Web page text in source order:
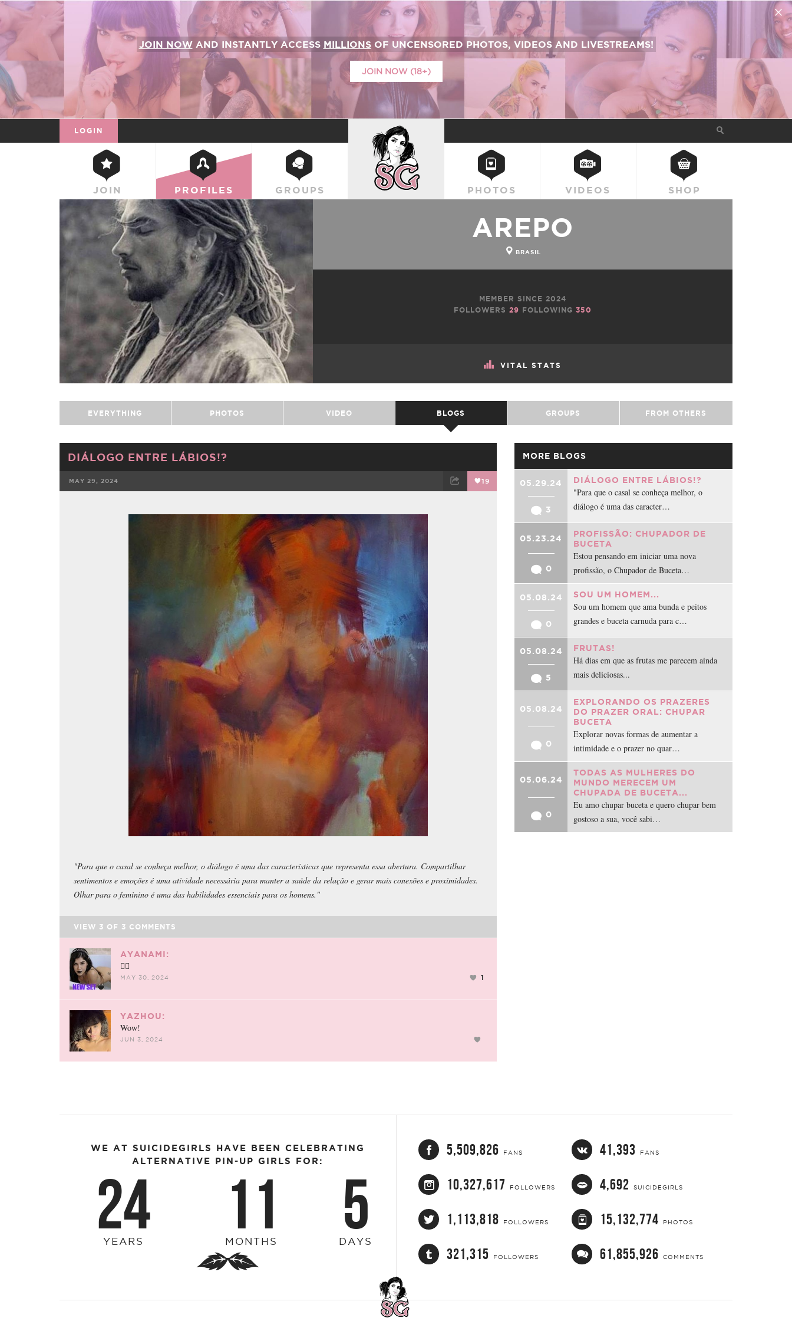
JOIN NOWAND INSTANTLY ACCESS MILLIONSOF UNCENSORED PHOTOS, VIDEOS AND LIVESTREAMS!
JOIN NOW (18+)
LOGIN
JOIN PROFILES GROUPS
SUICIDEGIRLS
PHOTOS VIDEOS SHOP
VITAL STATS
AREPO
BRASIL
MEMBER SINCE 2024
FOLLOWERS29 FOLLOWING350
EVERYTHING PHOTOS VIDEO BLOGS GROUPS FROM OTHERS
DIÁLOGO ENTRE LÁBIOS!?
MAY 29, 2024 19
"Para que o casal se conheça melhor, o diálogo é uma das características que representa essa abertura. Compartilhar
sentimentos e emoções é uma atividade necessária para manter a saúde da relação e gerar mais conexões e proximidades.
Olhar para o feminino é uma das habilidades essenciais para os homens."
VIEW 3 OF 3 COMMENTS
AYANAMI:
❤️‍🔥
MAY 30, 2024 1
YAZHOU:
Wow!
JUN 3, 2024
MORE BLOGS
05.29.24
3
DIÁLOGO ENTRE LÁBIOS!?
"Para que o casal se conheça melhor, o
diálogo é uma das caracter…
05.23.24
0
PROFISSÃO: CHUPADOR DE
BUCETA
Estou pensando em iniciar uma nova
profissão, o Chupador de Buceta…
05.08.24
0
SOU UM HOMEM...
Sou um homem que ama bunda e peitos
grandes e buceta carnuda para c…
05.08.24
5
FRUTAS!
Há dias em que as frutas me parecem ainda
mais deliciosas...
05.08.24
0
EXPLORANDO OS PRAZERES
DO PRAZER ORAL: CHUPAR
BUCETA
Explorar novas formas de aumentar a
intimidade e o prazer no quar…
05.06.24
0
TODAS AS MULHERES DO
MUNDO MERECEM UM
CHUPADA DE BUCETA...
Eu amo chupar buceta e quero chupar bem
gostoso a sua, você sabi…
WE AT SUICIDEGIRLS HAVE BEEN CELEBRATING
ALTERNATIVE PIN-UP GIRLS FOR:
24
YEARS 11
MONTHS 5
DAYS
5,509,826 FANS 41,393 FANS
10,327,617 FOLLOWERS 4,692 SUICIDEGIRLS
1,113,818 FOLLOWERS 15,132,774 PHOTOS
321,315 FOLLOWERS 61,855,926 COMMENTS